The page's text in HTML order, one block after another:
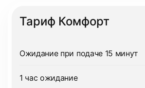
Тариф Комфорт
Ожидание при подаче 15 минут
1 час ожидание